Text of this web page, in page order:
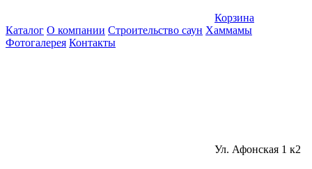
Корзина
Каталог О компании Строительство саун Хаммамы
Фотогалерея Контакты
Ул. Афонская 1 к2